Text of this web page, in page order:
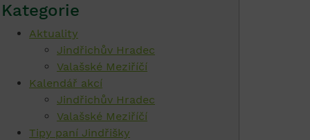
Kategorie
Aktuality
Jindřichův Hradec
Valašské Meziříčí
Kalendář akcí
Jindřichův Hradec
Valašské Meziříčí
Tipy paní Jindřišky